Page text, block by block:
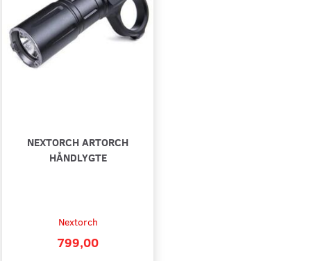
NEXTORCH ARTORCH
HÅNDLYGTE
Nextorch
799,00